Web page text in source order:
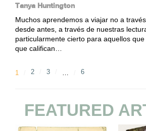
Tanya Huntington
Muchos aprendemos a viajar no a
desde antes, a través de nuestras
particularmente cierto para aquellos
que califican…
1 2 3 6
FEATURED